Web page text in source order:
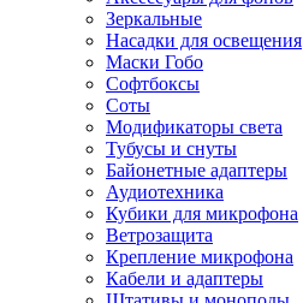
Зеркальные
Насадки для освещения
Маски Гобо
Софтбоксы
Соты
Модификаторы света
Тубусы и снуты
Байонетные адаптеры
Аудиотехника
Кубики для микрофона
Ветрозащита
Крепление микрофона
Кабели и адаптеры